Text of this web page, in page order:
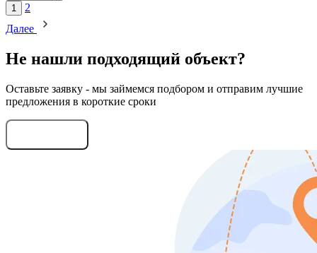
1
2
Далее
Не нашли подходящий объект?
Оставьте заявку - мы займемся подбором и отправим лучшие
предложения в короткие сроки